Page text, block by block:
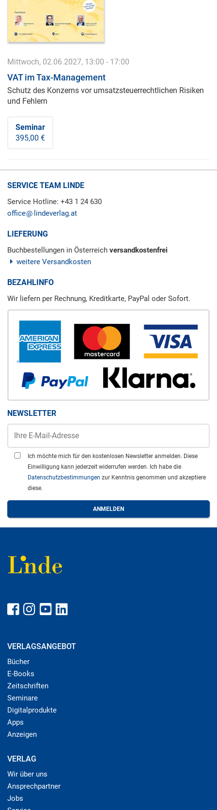
Mittwoch, 02.06.2027, 13:00 - 17:00
VAT im Tax-Management
Schutz des Konzerns vor umsatzsteuerrechtlichen Risiken
und Fehlern
Seminar
395,00 €
SERVICE TEAM LINDE
Service Hotline: +43 1 24 630
office
lindeverlag.at
LIEFERUNG
Buchbestellungen in Österreich versandkostenfrei
weitere Versandkosten
BEZAHLINFO
Wir liefern per Rechnung, Kreditkarte, PayPal oder Sofort.
NEWSLETTER
Ich möchte mich für den kostenlosen Newsletter anmelden. Diese
Einwilligung kann jederzeit widerrufen werden. Ich habe die
Datenschutzbestimmungen zur Kenntnis genommen und akzeptiere
diese.
VERLAGSANGEBOT
Bücher
E-Books
Zeitschriften
Seminare
Digitalprodukte
Apps
Anzeigen
VERLAG
Wir über uns
Ansprechpartner
Jobs